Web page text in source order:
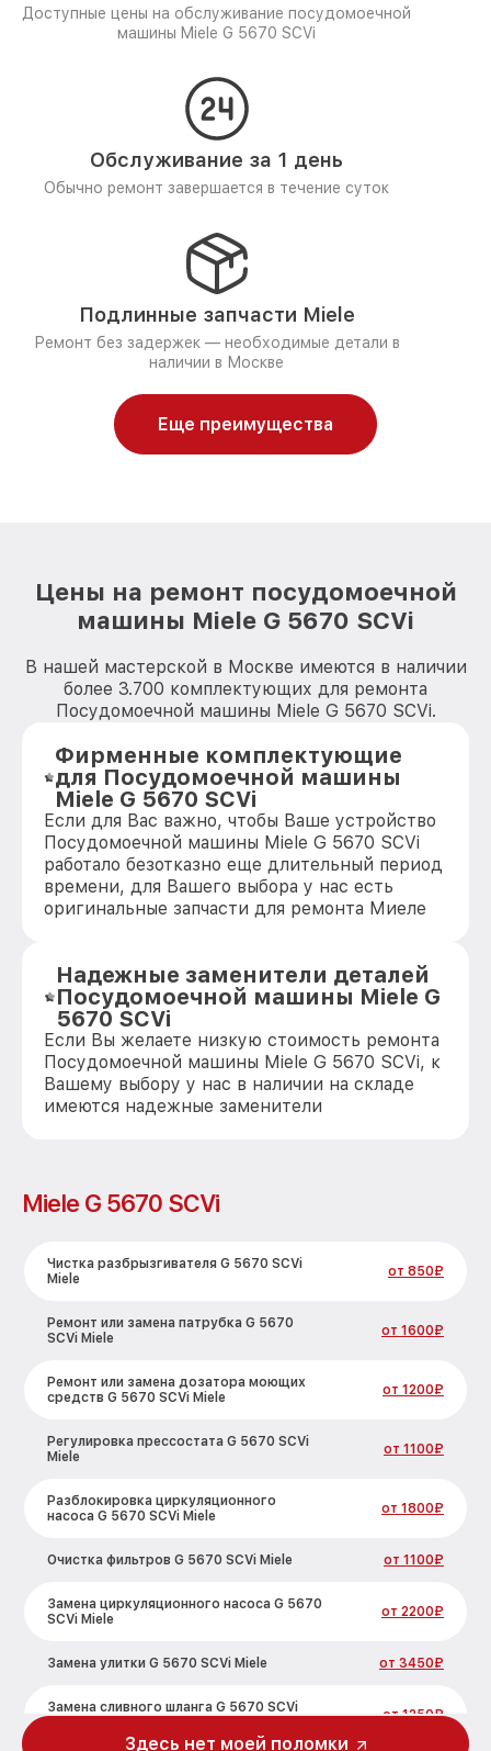
Доступные цены на обслуживание посудомоечной
машины Miele G 5670 SCVi
Обслуживание за 1 день
Обычно ремонт завершается в течение суток
Подлинные запчасти Miele
Ремонт без задержек — необходимые детали в
наличии в Москве
Еще преимущества
Цены на ремонт посудомоечной
машины Miele G 5670 SCVi
В нашей мастерской в Москве имеются в наличии
более 3.700 комплектующих для ремонта
Посудомоечной машины Miele G 5670 SCVi.
Фирменные комплектующие
для Посудомоечной машины
Miele G 5670 SCVi
Если для Вас важно, чтобы Ваше устройство
Посудомоечной машины Miele G 5670 SCVi
работало безотказно еще длительный период
времени, для Вашего выбора у нас есть
оригинальные запчасти для ремонта Миеле
Надежные заменители деталей
Посудомоечной машины Miele G
5670 SCVi
Если Вы желаете низкую стоимость ремонта
Посудомоечной машины Miele G 5670 SCVi, к
Вашему выбору у нас в наличии на складе
имеются надежные заменители
Miele G 5670 SCVi
Чистка разбрызгивателя G 5670 SCVi
Miele
от 850₽
Ремонт или замена патрубка G 5670
SCVi Miele
от 1600₽
Ремонт или замена дозатора моющих
средств G 5670 SCVi Miele
от 1200₽
Регулировка прессостата G 5670 SCVi
Miele
от 1100₽
Разблокировка циркуляционного
насоса G 5670 SCVi Miele
от 1800₽
Очистка фильтров G 5670 SCVi Miele от 1100₽
Замена циркуляционного насоса G 5670
SCVi Miele
от 2200₽
Замена улитки G 5670 SCVi Miele от 3450₽
Замена сливного шланга G 5670 SCVi
от 1250₽
Здесь нет моей поломки